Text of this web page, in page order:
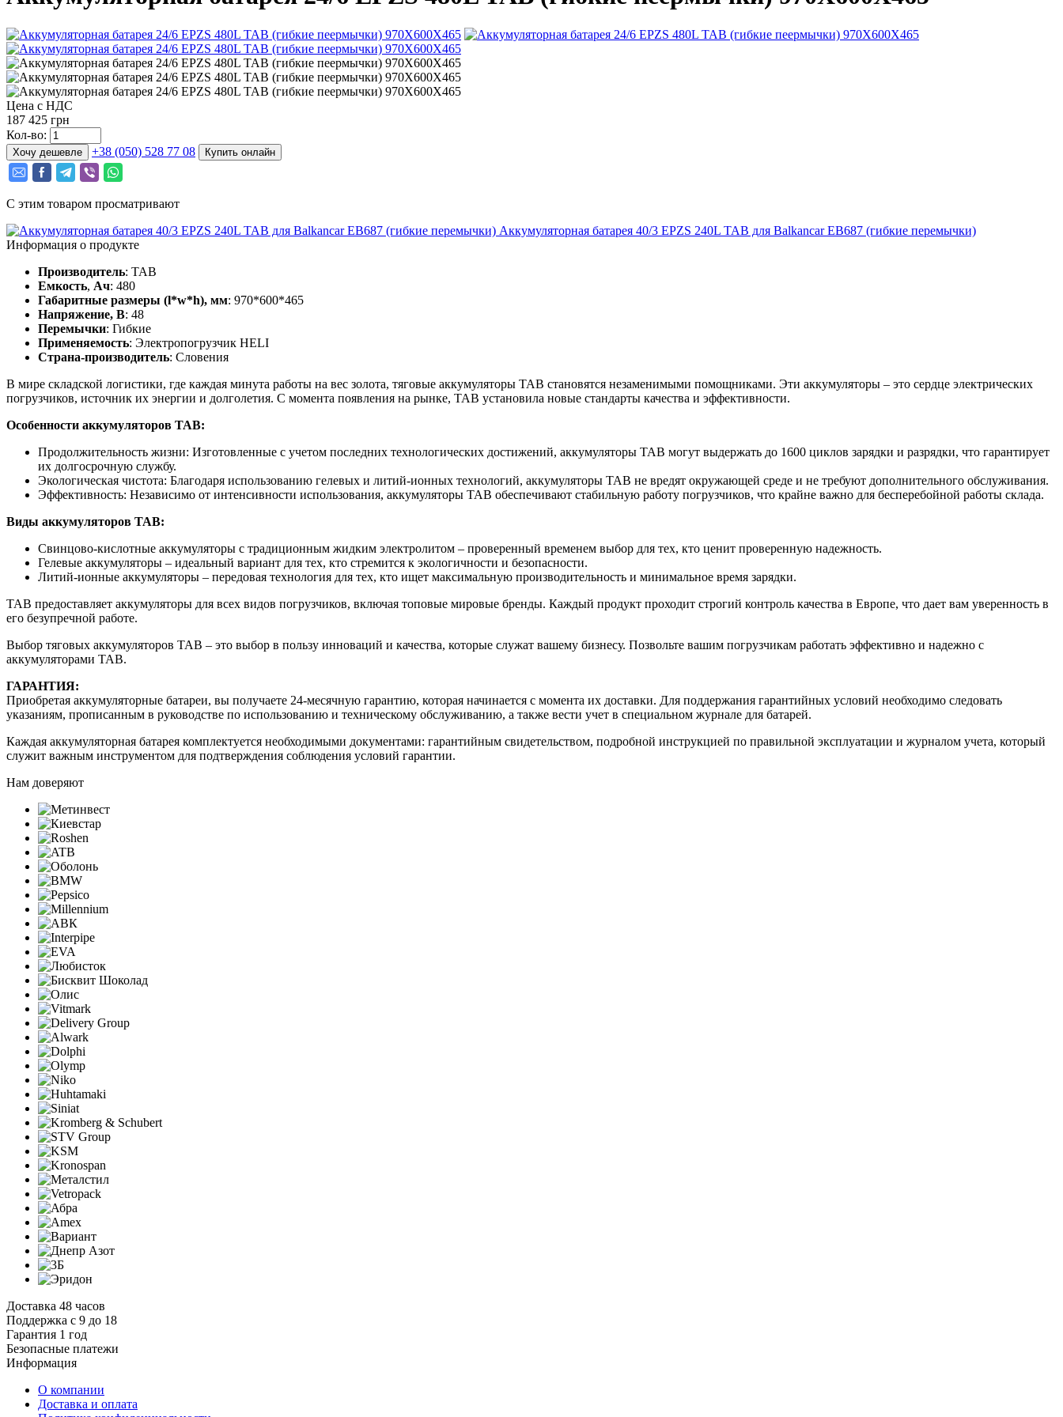
Цена с НДС
187 425 грн
Кол-во:
Хочу дешевле +38 (050) 528 77 08 Купить онлайн
С этим товаром просматривают
Аккумуляторная батарея 40/3 EPZS 240L ТАВ для Balkancar ЕВ687 (гибкие перемычки)
Информация о продукте
Производитель: TAB
Емкость, Ач: 480
Габаритные размеры (l*w*h), мм: 970*600*465
Напряжение, В: 48
Перемычки: Гибкие
Применяемость: Электропогрузчик HELI
Страна-производитель: Словения
В мире складской логистики, где каждая минута работы на вес золота, тяговые аккумуляторы TAB становятся незаменимыми помощниками. Эти аккумуляторы – это сердце электрических
погрузчиков, источник их энергии и долголетия. С момента появления на рынке, TAB установила новые стандарты качества и эффективности.
Особенности аккумуляторов TAB:
Продолжительность жизни: Изготовленные с учетом последних технологических достижений, аккумуляторы TAB могут выдержать до 1600 циклов зарядки и разрядки, что гарантирует
их долгосрочную службу.
Экологическая чистота: Благодаря использованию гелевых и литий-ионных технологий, аккумуляторы TAB не вредят окружающей среде и не требуют дополнительного обслуживания.
Эффективность: Независимо от интенсивности использования, аккумуляторы TAB обеспечивают стабильную работу погрузчиков, что крайне важно для бесперебойной работы склада.
Виды аккумуляторов TAB:
Свинцово-кислотные аккумуляторы с традиционным жидким электролитом – проверенный временем выбор для тех, кто ценит проверенную надежность.
Гелевые аккумуляторы – идеальный вариант для тех, кто стремится к экологичности и безопасности.
Литий-ионные аккумуляторы – передовая технология для тех, кто ищет максимальную производительность и минимальное время зарядки.
TAB предоставляет аккумуляторы для всех видов погрузчиков, включая топовые мировые бренды. Каждый продукт проходит строгий контроль качества в Европе, что дает вам уверенность в
его безупречной работе.
Выбор тяговых аккумуляторов TAB – это выбор в пользу инноваций и качества, которые служат вашему бизнесу. Позвольте вашим погрузчикам работать эффективно и надежно с
аккумуляторами TAB.
ГАРАНТИЯ:
Приобретая аккумуляторные батареи, вы получаете 24-месячную гарантию, которая начинается с момента их доставки. Для поддержания гарантийных условий необходимо следовать
указаниям, прописанным в руководстве по использованию и техническому обслуживанию, а также вести учет в специальном журнале для батарей.
Каждая аккумуляторная батарея комплектуется необходимыми документами: гарантийным свидетельством, подробной инструкцией по правильной эксплуатации и журналом учета, который
служит важным инструментом для подтверждения соблюдения условий гарантии.
Нам доверяют
Доставка 48 часов
Поддержка с 9 до 18
Гарантия 1 год
Безопасные платежи
Информация
О компании
Доставка и оплата